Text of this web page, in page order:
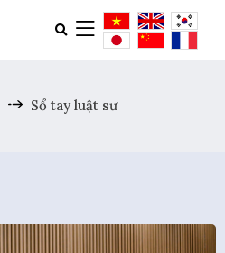
Sổ tay luật sư